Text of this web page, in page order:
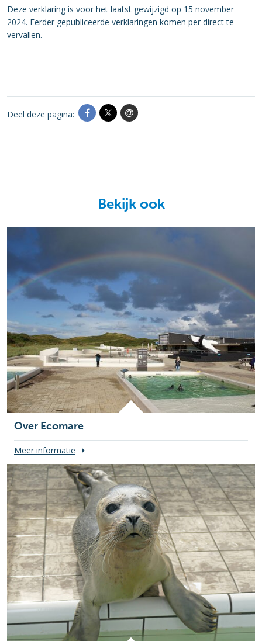
Deze verklaring is voor het laatst gewijzigd op 15 november
2024. Eerder gepubliceerde verklaringen komen per direct te
vervallen.
Deel deze pagina:
Bekijk ook
Over Ecomare
Meer informatie